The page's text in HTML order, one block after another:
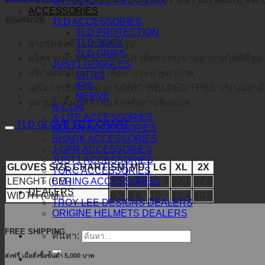
ACCESSORIES
TLD ACCESSORIES
TLD PROTECTION
TLD SOCK
TLD GRIPS
JUST1 GOGGLES
VITRO
IRIS
NERVE
N-COM
X-LITE ACCESSORIES
NOLAN ACCESSORIES
SHARK ACCESSORIES
J-GPR ACCESSORIES
JUST1 ACCESSORIES
TORC ACCESSORIES
BERING ACCESSORIES
DEALERS
TROY LEE DESIGNS DEALERS
ORIGINE HELMETS DEALERS
ค้นหา:
สายรัดข้อมือแบบอัดขึ้นรูป
ผลิตจากผ้า MICRO-MESH เพื่อการระบายอากาศได้ดีที่สุด
บริเวณฝ่ามือเจาะรู เพื่อการระบายอากาศ
เสริมการป้องกันด้วย SONIC WELDED TPRS บริเวณฝ่า
ปลายนิ้วพิมพ์ซิลิโคนสำหรับการจับเบรค
TLD GLOVE SIZE CHART
GLOVES SIZE CHART SM MD LG XL
2X
LENGHT (CM.)
20 20.7 21.4
WIDTH (CM.)
FREE SHIPPING
ส่งฟรี เมื่อสั่งซื้อขั้นต่ำ 5,000 บาท